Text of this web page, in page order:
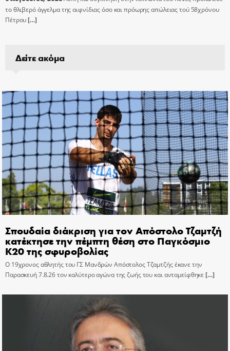
το θλιβερό άγγελμα της αιφνίδιας όσο και πρόωρης απώλειας τού 58χρόνου
Πέτρου[…]
Δείτε ακόμα
Σπουδαία διάκριση για τον Απόστολο Τζαμτζή
κατέκτησε την πέμπτη θέση στο Παγκόσμιο
Κ20 της σφυροβολίας
Ο 19χρονος αθλητής του ΓΣ Μανδρών Απόστολος Τζαμτζής έκανε την
Παρασκευή 7.8.26 τον καλύτερο αγώνα της ζωής του και ανταμείφθηκε[…]